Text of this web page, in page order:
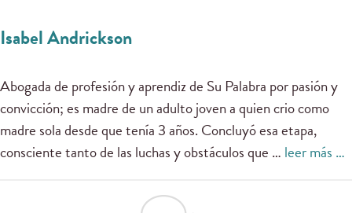
Isabel Andrickson
Abogada de profesión y aprendiz de Su Palabra por pasión y
convicción; es madre de un adulto joven a quien crio como
madre sola desde que tenía 3 años. Concluyó esa etapa,
consciente tanto de las luchas y obstáculos que … leer más …